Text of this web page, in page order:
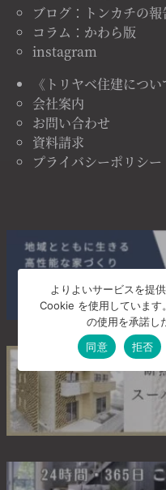
ブログ：トンカチの報
コラム：かわら版
instagram
《トリヤベ住建につい
会社案内
お問い合わせ
資料請求
プライバシーポリシー
よりよいサービスを提
Cookie を使用しています
の使用を承諾し
同意
拒否